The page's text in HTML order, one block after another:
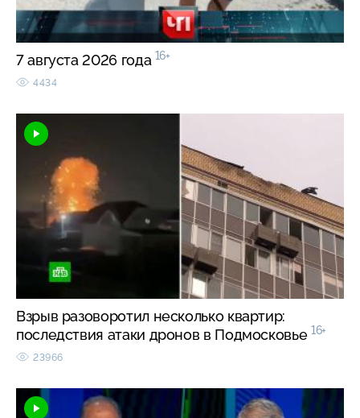
7 августа 2026 года 16+
4434
Взрыв разоворотил несколько квартир:
последствия атаки дронов в Подмосковье 16+
23966